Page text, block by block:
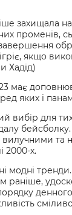
захищала
променів,
якщо
Хадід)
має
яких і
вибір для
вилучними та
2000-х.
модні
раніше,